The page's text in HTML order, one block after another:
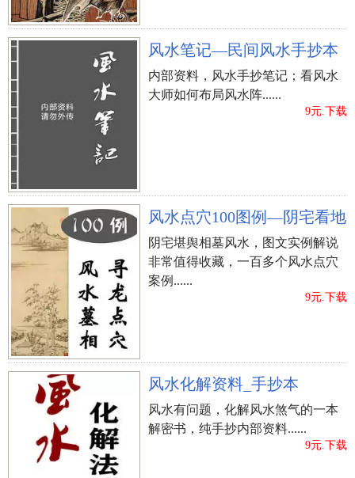
风水笔记—民间风水手抄本
内部资料，风水手抄笔记；看风水
大师如何布局风水阵......
9元.下载
风水点穴100图例—阴宅看地
阴宅堪舆相墓风水，图文实例解说
非常值得收藏，一百多个风水点穴
案例......
9元.下载
风水化解资料_手抄本
风水有问题，化解风水煞气的一本
解密书，纯手抄内部资料......
9元.下载